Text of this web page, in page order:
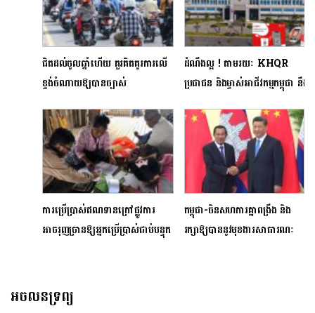
ជិតដល់ចូលឆ្នាំហើយ គួរគិតគូរការលើ
ខ្ទង់ចំណាយឱ្យបានច្បាស់
មកពីស្រុកវិញ
ដំណឹងល្អ ! តាមរយៈ KHQR
ប្រជាជន និងម្ចាស់អាជីវកម្មកម្ពុជា នឹង
ការប្រើប្រាស់ឥណទានក្រៅផ្លូវការ
អាចរុញច្រានឱ្យអ្នកប្រើប្រាស់ជាប់បន្ទុក
កម្ពុជា-ចិនសហការគ្នាពង្រឹង និង
រក្សាឱ្យបាននូវមុខងារសាធារណៈ
អចលនទ្រព្យ